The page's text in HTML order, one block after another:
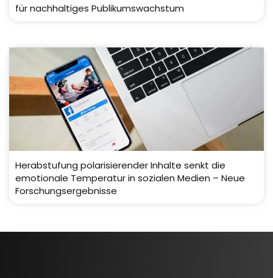
für nachhaltiges Publikumswachstum
Herabstufung polarisierender Inhalte senkt die
emotionale Temperatur in sozialen Medien – Neue
Forschungsergebnisse